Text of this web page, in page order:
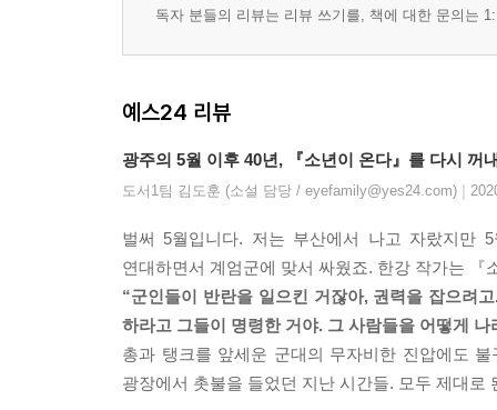
독자 분들의 리뷰는 리뷰 쓰기를, 책에 대한 문의는
예스24 리뷰
광주의 5월 이후 40년, 『소년이 온다』를 다시 꺼
도서1팀 김도훈 (소설 담당 / eyefamily@yes24.com) |
벌써 5월입니다. 저는 부산에서 나고 자랐지만
연대하면서 계엄군에 맞서 싸웠죠. 한강 작가는 『
“군인들이 반란을 일으킨 거잖아, 권력을 잡으려
하라고 그들이 명령한 거야. 그 사람들을 어떻게 나
총과 탱크를 앞세운 군대의 무자비한 진압에도
광장에서 촛불을 들었던 지난 시간들. 모두 제대